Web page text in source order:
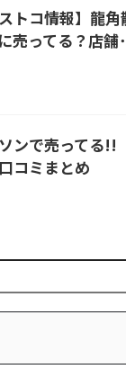
ストコ情報】龍
売ってる？店舗
ンで売ってる!!
コミまとめ